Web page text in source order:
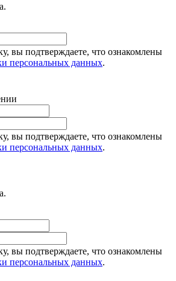
вы подтверждаете, что ознакомлены
персональных данных.
вы подтверждаете, что ознакомлены
персональных данных.
вы подтверждаете, что ознакомлены
персональных данных.